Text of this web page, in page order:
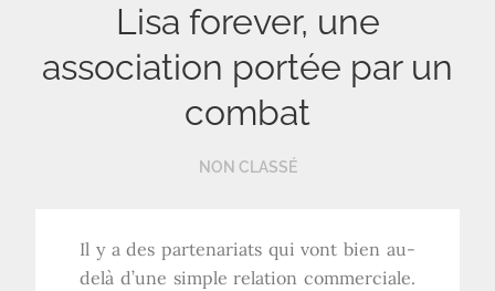
Lisa forever, une
association portée par un
combat
NON CLASSÉ
Il y a des partenariats qui vont bien au-
delà d’une simple relation commerciale.